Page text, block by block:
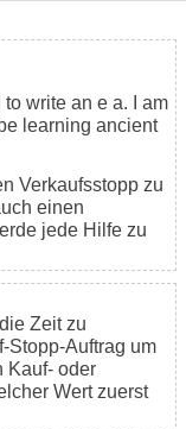
to write an e a. I am
learning ancient
Verkaufsstopp zu
einen
jede Hilfe zu
Zeit zu
Stopp-Auftrag um
Kauf- oder
Wert zuerst